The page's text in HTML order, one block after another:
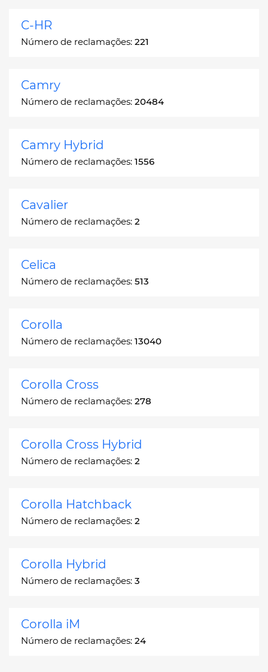
C-HR
Número de reclamações: 221
Camry
Número de reclamações: 20484
Camry Hybrid
Número de reclamações: 1556
Cavalier
Número de reclamações: 2
Celica
Número de reclamações: 513
Corolla
Número de reclamações: 13040
Corolla Cross
Número de reclamações: 278
Corolla Cross Hybrid
Número de reclamações: 2
Corolla Hatchback
Número de reclamações: 2
Corolla Hybrid
Número de reclamações: 3
Corolla iM
Número de reclamações: 24